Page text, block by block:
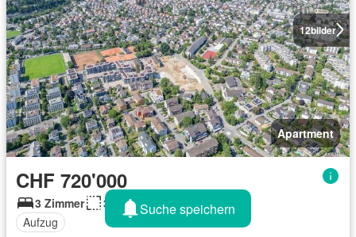
12bilder
Apartment
CHF 720'000
3 Zimmer
30 m²
Aufzug
Suche speichern